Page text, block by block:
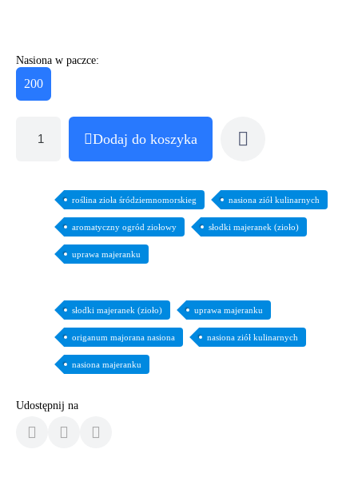
Nasiona w paczce:
200
Dodaj do koszyka
roślina zioła śródziemnomorskieg nasiona ziół kulinarnych
aromatyczny ogród ziołowy słodki majeranek (zioło)
uprawa majeranku
słodki majeranek (zioło) uprawa majeranku
origanum majorana nasiona nasiona ziół kulinarnych
nasiona majeranku
Udostępnij na